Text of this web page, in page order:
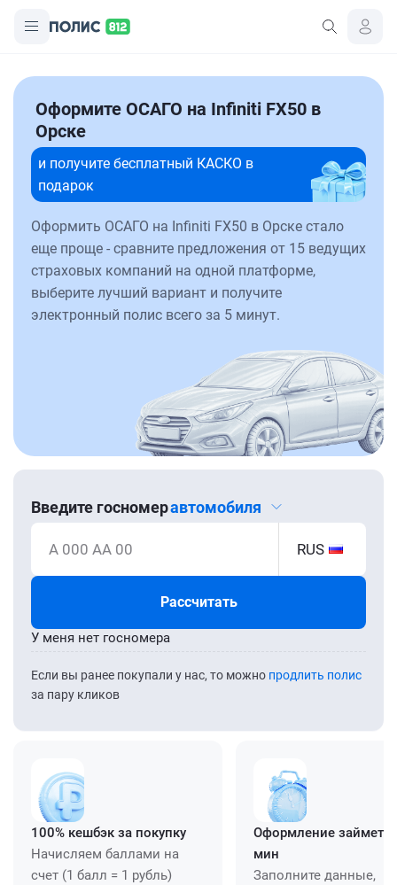
Оформите ОСАГО на Infiniti FX50 в
Орске
и получите бесплатный КАСКО в
подарок
Оформить ОСАГО на Infiniti FX50 в Орске стало
еще проще - сравните предложения от 15 ведущих
страховых компаний на одной платформе,
выберите лучший вариант и получите
электронный полис всего за 5 минут.
Введите госномеравтомобиля
А 000 АА 00 RUS
Рассчитать
Если вы ранее покупали у нас, то можно продлить полис
за пару кликов
У меня нет госномера
100% кешбэк за покупку
Начисляем баллами на
счет (1 балл = 1 рубль)
Оформление займет
мин
Заполните данные,